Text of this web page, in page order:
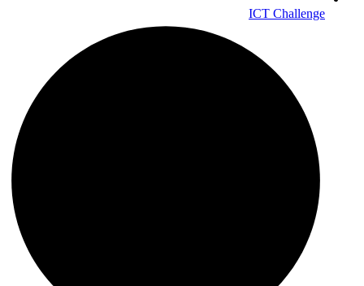
ICT Challenge